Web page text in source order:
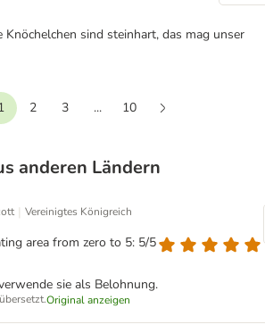
Knöchelchen sind steinhart, das mag unser
2 3 ...
10
anderen Ländern
| Vereinigtes Königreich
area from zero to 5: 5/5
sie als Belohnung.
Original anzeigen